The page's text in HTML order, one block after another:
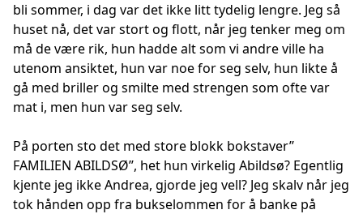
bli sommer, i dag var det ikke litt tydelig lengre. Jeg så
huset nå, det var stort og flott, når jeg tenker meg om
må de være rik, hun hadde alt som vi andre ville ha
utenom ansiktet, hun var noe for seg selv, hun likte å
gå med briller og smilte med strengen som ofte var
mat i, men hun var seg selv.
På porten sto det med store blokk bokstaver’’
FAMILIEN ABILDSØ’’, het hun virkelig Abildsø? Egentlig
kjente jeg ikke Andrea, gjorde jeg vell? Jeg skalv når jeg
tok hånden opp fra bukselommen for å banke på